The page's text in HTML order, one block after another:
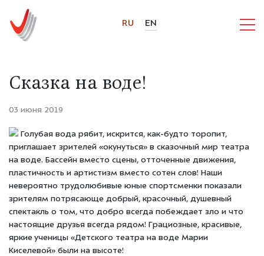
RU EN
Сказка на воде!
03 июня 2019
Голубая вода рябит, искрится, как-будто торопит,
приглашает зрителей «окунуться» в сказочный мир театра
на воде. Бассейн вместо сцены, отточенные движения,
пластичность и артистизм вместо сотен слов! Наши
невероятно трудолюбивые юные спортсменки показали
зрителям потрясающе добрый, красочный, душевный
спектакль о том, что добро всегда побеждает зло и что
настоящие друзья всегда рядом! Грациозные, красивые,
яркие ученицы «Детского театра на воде Марии
Киселевой» были на высоте!